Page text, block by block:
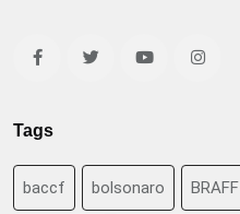
Tags
baccf bolsonaro BRAFF